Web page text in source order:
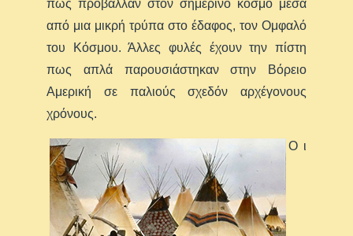
πως πρόβαλλαν στον σημερινό κόσμο μέσα
από μια μικρή τρύπα στο έδαφος, τον Ομφαλό
του Κόσμου. Άλλες φυλές έχουν την πίστη
πως απλά παρουσιάστηκαν στην Βόρειο
Αμερική σε παλιούς σχεδόν αρχέγονους
χρόνους.
Ο ι